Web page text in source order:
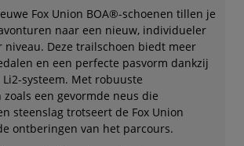
Fox Union BOA®-schoenen tillen je
naar een nieuw, individueler
niveau. Deze trailschoen biedt meer
en een perfecte pasvorm dankzij
systeem. Met robuuste
zoals een gevormde neus die
steenslag trotseert de Fox Union
ontberingen van het parcours.